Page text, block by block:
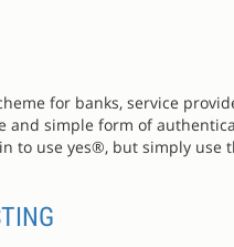
for banks, service
and simple form of
to use yes®, but simply